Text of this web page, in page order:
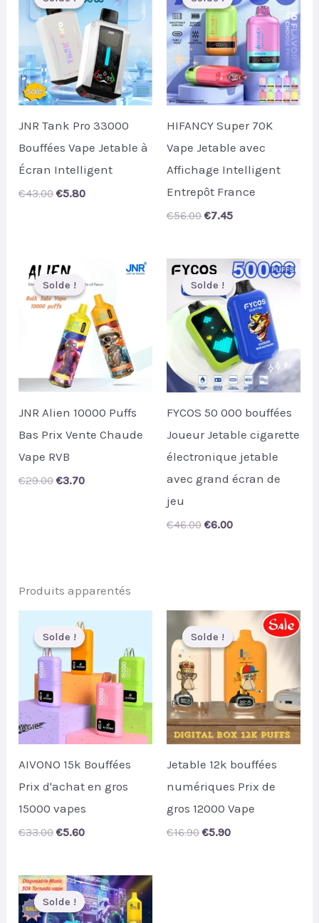
JNR Tank Pro 33000
Bouffées Vape Jetable à
Écran Intelligent
€43.00 Original
€5.80Current
HIFANCY Super 70K
Vape Jetable avec
Affichage Intelligent
Entrepôt France
€56.00 Original
€56.00.
€7.45Current
€7.45.
Solde !
Solde !
JNR Alien 10000 Puffs
Bas Prix Vente Chaude
Vape RVB
€29.00 Original
€3.70Current
Solde !
Solde !
FYCOS 50 000 bouffées
Joueur Jetable cigarette
électronique jetable
avec grand écran de
jeu
€46.00 Original
€6.00Current
Produits apparentés
Solde !
Solde !
AIVONO 15k Bouffées
Prix d'achat en gros
15000 vapes
€33.00 Original
€33.00.
€5.60Current
€5.60.
Solde !
Solde !
Jetable 12k bouffées
numériques Prix de
gros 12000 Vape
€16.90 Original
€5.90Current
Solde !
Solde !